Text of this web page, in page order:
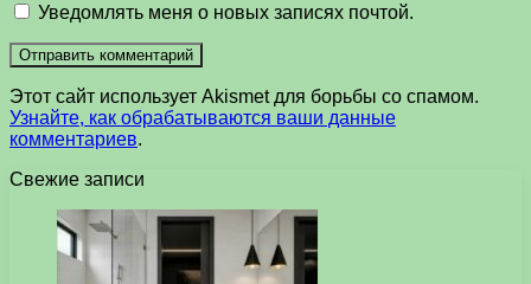
Уведомлять меня о новых записях почтой.
Этот сайт использует Akismet для борьбы со спамом.
Узнайте, как обрабатываются ваши данные
комментариев.
Свежие записи